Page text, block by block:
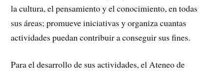
la cultura, el pensamiento y el conocimiento, en todas
sus áreas; promueve iniciativas y organiza cuantas
actividades puedan contribuir a conseguir sus fines.
Para el desarrollo de sus actividades, el Ateneo de